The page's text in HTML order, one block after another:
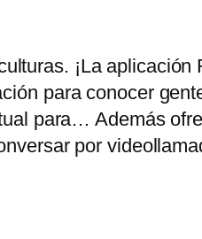
¡La
para conocer
para… Además
por